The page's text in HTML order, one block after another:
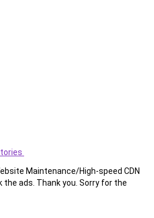
Maintenance/High-speed CDN
the ads. Thank you. Sorry for the